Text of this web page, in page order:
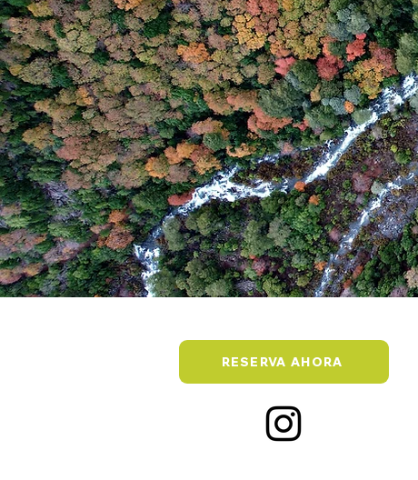
RESERVA AHORA